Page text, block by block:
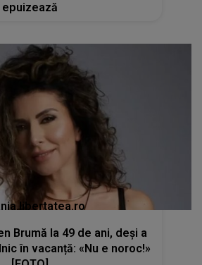
epuizează
Brumă la 49 de ani, deși a
în vacanță: «Nu e noroc!»